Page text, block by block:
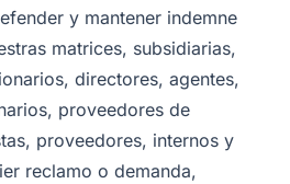
y mantener indemne
matrices, subsidiarias,
directores, agentes,
proveedores de
proveedores, internos y
reclamo o demanda,